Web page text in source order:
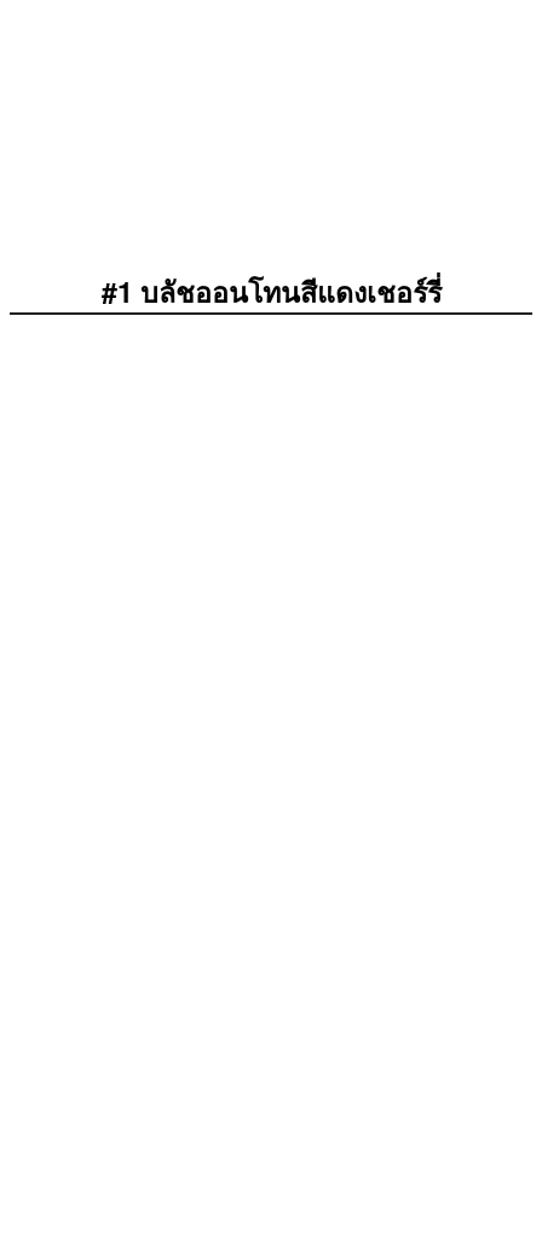
#1 บลัชออนโทนสีแดงเชอร์รี่